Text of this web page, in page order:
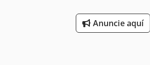
Ejf Completa y en buen estado de
en producción Revisada y sometida a
Anuncie aquí